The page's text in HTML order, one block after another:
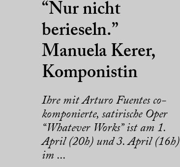
“Nur nicht
berieseln.”
Manuela Kerer,
Komponistin
Ihre mit Arturo Fuentes co-
komponierte, satirische Oper
“Whatever Works” ist am 1.
April (20h) und 3. April (16h)
im ...